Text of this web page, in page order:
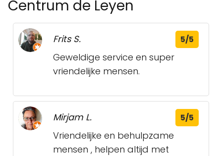
Centrum de Leyen
Frits S. 5/5
Geweldige service en super
vriendelijke mensen.
Mirjam L. 5/5
Vriendelijke en behulpzame
mensen , helpen altijd met